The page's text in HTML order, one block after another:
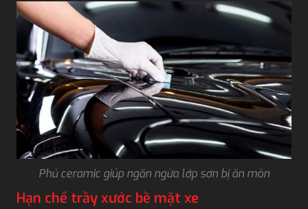
Phủ ceramic giúp ngăn ngừa lớp sơn bị ăn mòn
Hạn chế trầy xước bề mặt xe